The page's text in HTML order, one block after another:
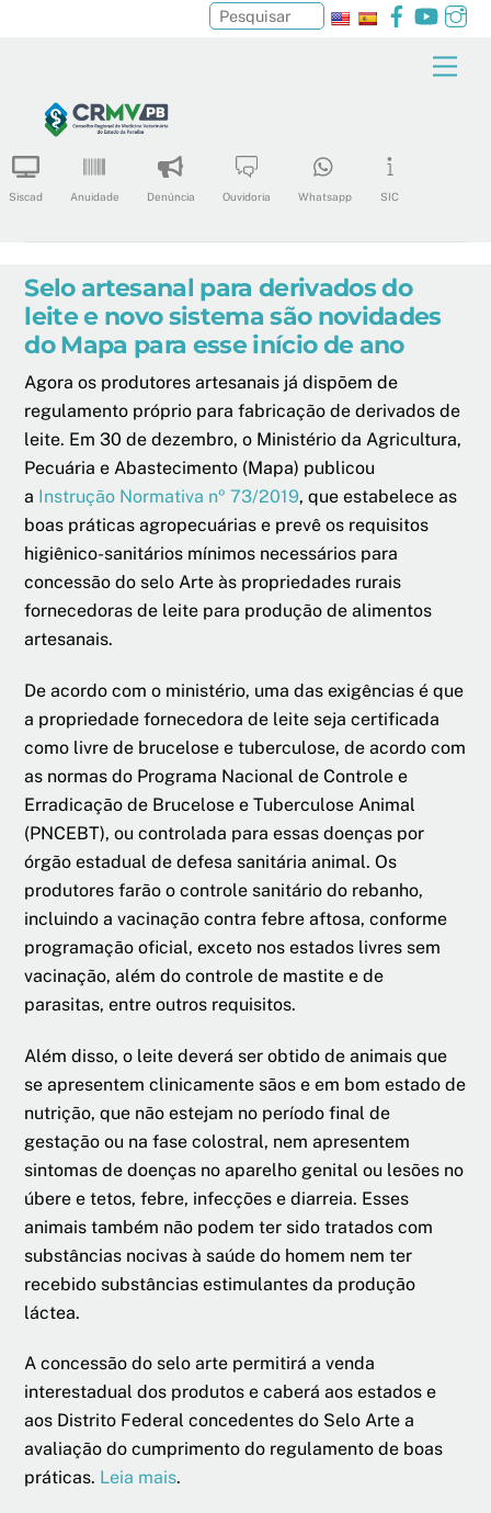
content
Facebook
Siscad Anuidade Denúncia Ouvidoria Whatsapp SIC
Pesquisar
Selo artesanal para derivados do
leite e novo sistema são novidades
do Mapa para esse início de ano
Agora os produtores artesanais já dispõem de
regulamento próprio para fabricação de derivados de
leite. Em 30 de dezembro, o Ministério da Agricultura,
Pecuária e Abastecimento (Mapa) publicou
a Instrução Normativa nº 73/2019, que estabelece as
boas práticas agropecuárias e prevê os requisitos
higiênico-sanitários mínimos necessários para
concessão do selo Arte às propriedades rurais
fornecedoras de leite para produção de alimentos
artesanais.
De acordo com o ministério, uma das exigências é que
a propriedade fornecedora de leite seja certificada
como livre de brucelose e tuberculose, de acordo com
as normas do Programa Nacional de Controle e
Erradicação de Brucelose e Tuberculose Animal
(PNCEBT), ou controlada para essas doenças por
órgão estadual de defesa sanitária animal. Os
produtores farão o controle sanitário do rebanho,
incluindo a vacinação contra febre aftosa, conforme
programação oficial, exceto nos estados livres sem
vacinação, além do controle de mastite e de
parasitas, entre outros requisitos.
Além disso, o leite deverá ser obtido de animais que
se apresentem clinicamente sãos e em bom estado de
nutrição, que não estejam no período final de
gestação ou na fase colostral, nem apresentem
sintomas de doenças no aparelho genital ou lesões no
úbere e tetos, febre, infecções e diarreia. Esses
animais também não podem ter sido tratados com
substâncias nocivas à saúde do homem nem ter
recebido substâncias estimulantes da produção
láctea.
A concessão do selo arte permitirá a venda
interestadual dos produtos e caberá aos estados e
aos Distrito Federal concedentes do Selo Arte a
avaliação do cumprimento do regulamento de boas
práticas. Leia mais.